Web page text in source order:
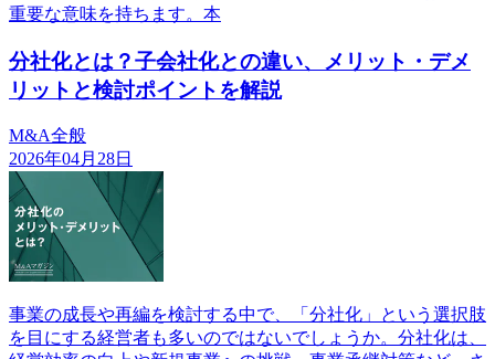
重要な意味を持ちます。本
分社化とは？子会社化との違い、メリット・デメ
リットと検討ポイントを解説
M&A全般
2026年04月28日
事業の成長や再編を検討する中で、「分社化」という選択肢
を目にする経営者も多いのではないでしょうか。分社化は、